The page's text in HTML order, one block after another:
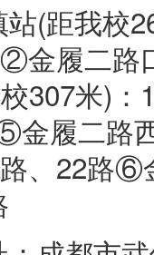
(距我校
金履二
307米)
金履二路
、22路